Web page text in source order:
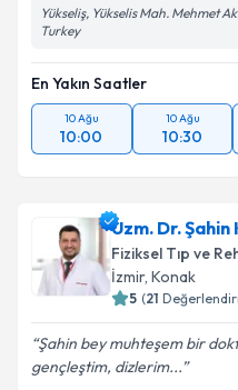
Yükseliş, Yükselis Mah. Mehmet
Turkey
En Yakın Saatler
10 Ağu
10:00
10 Ağu
10:30
Uzm. Dr. Şahin
Fiziksel Tıp ve
İzmir, Konak
5 (21
Şahin bey muhteşem bir
gençleştim, dizlerim...